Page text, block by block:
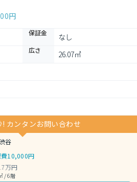
円
保証金 なし
広さ 26.07㎡
カンタンお問い合わせ
谷
費10,000円
万円
/ 6階